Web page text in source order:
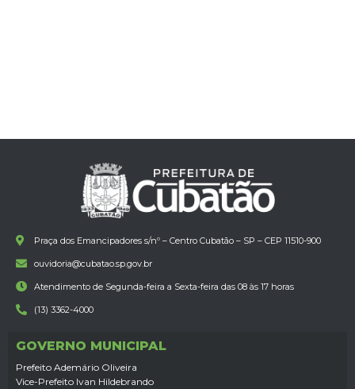
Praça dos Emancipadores s/nº – Centro Cubatão – SP – CEP 11510-900
ouvidoria@cubatao.sp.gov.br
Atendimento de Segunda-feira a Sexta-feira das 08 às 17 horas
(13) 3362-4000
GOVERNO MUNICIPAL
Prefeito Ademário Oliveira
Vice-Prefeito Ivan Hildebrando